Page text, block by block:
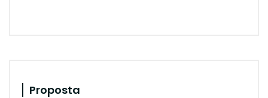
Proposta